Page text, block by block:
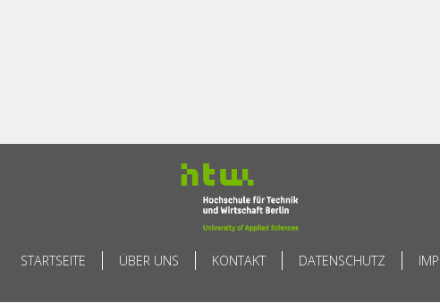
STARTSEITE ÜBER UNS KONTAKT DATENSCHUTZ